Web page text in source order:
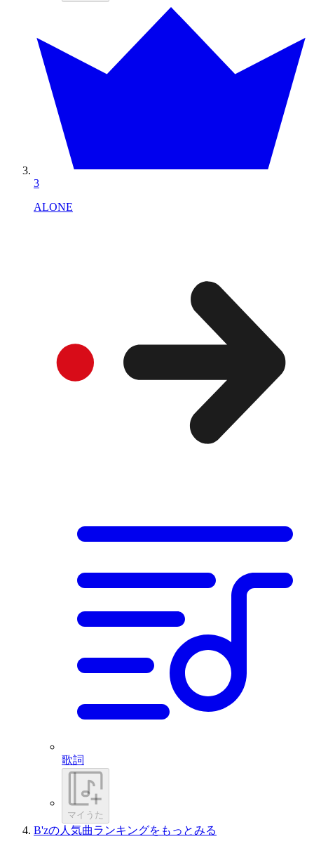
3
ALONE
歌詞
マイうた
B'zの人気曲ランキングをもっとみる